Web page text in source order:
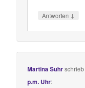
Antworten ↓
Martina Suhrschrieb
p.m. Uhr: